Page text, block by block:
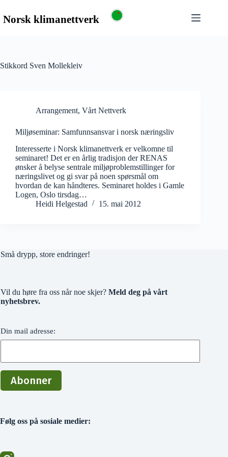
Stikkord Sven Mollekleiv
Arrangement, Vårt Nettverk
Miljøseminar: Samfunnsansvar i norsk næringsliv
Interesserte i Norsk klimanettverk er velkomne til
seminaret! Det er en årlig tradisjon der RENAS
ønsker å belyse sentrale miljøproblemstillinger for
næringslivet og gi svar på noen spørsmål om
hvordan de kan håndteres. Seminaret holdes i Gamle
Logen, Oslo tirsdag…
Heidi Helgestad
15. mai 2012
Små drypp, store endringer!
Vil du høre fra oss når noe skjer? Meld deg på vårt
nyhetsbrev.
Din mail adresse:
Følg oss på sosiale medier: